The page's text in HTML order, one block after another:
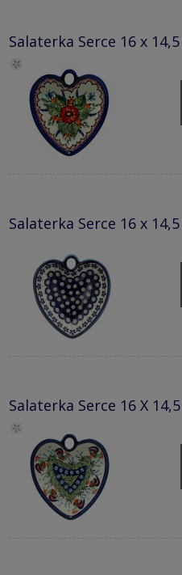
Salaterka Serce 16 x
Salaterka Serce 16 x
Salaterka Serce 16 X